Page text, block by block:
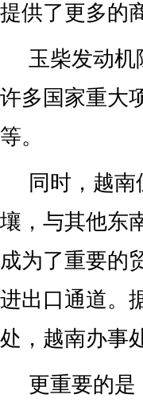
提供了更多的
玉柴发动
许多国家重大
等。
同时，越
壤，与其他东
成为了重要的
进出口通道。
处，越南办事
更重要的